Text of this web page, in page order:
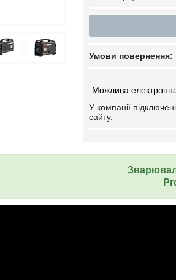
У компанії
сайту.